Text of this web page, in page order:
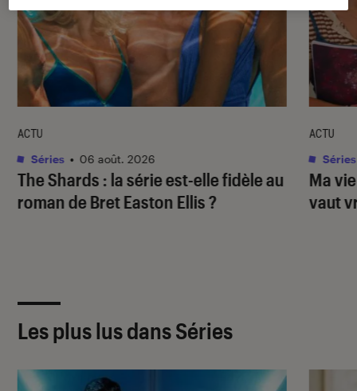
The Shards : la série est-elle fidèle au
roman de Bret Easton Ellis ?
ACTU
Séries • 06 août. 2026
Ma
vaut
ACTU
Séries
Les plus lus dans Séries